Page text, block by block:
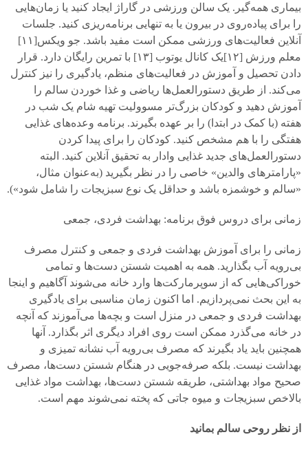
بیماری همه‌گیر. یک سالن ورزشی در گاراژ ایجاد کنید یا زمان‌هایی
را برای پیاده‌روی در بیرون یا به تنهایی برنامه‌ریزی کنید. جلسات
آنلاین فعالیت‌های ورزشی ممکن است مفید باشد. جو ویکس[۱۱]
معلم ورزش [۱۲] یک کانال یوتوب [۱۳]
با تمرین رایگان دارد. قرار
دادن تحصیل و آموزش در فعالیت‌های منظم، یادگیری را نیز کنترل
می‌کند. از طریق دستورالعمل‌ها ریاضی و غذا خوردن سالم را
آموزش دهید و کودکان بزرگ‌تر مسوولیت تهیه شام یک شب در
هفته (با کمک در ابتدا) را بر عهده بگیرند. برنامه وعده‌های غذایی
هفتگی را با هم مشخص کنید. کودکان را برای پیدا کردن
دستورالعمل‌های جدید غذایی وادار به تحقیق آنلاین کنید. البته
«پارامترهای والدین» خاصی را در نظر بگیرید (به‌عنوان مثال،
«سالم و خوشمزه باشد و حداقل یک نوع سبزیجات را شامل شود»).
زمانی برای دروس فوق برنامه: بهداشت فردی، جمعی
زمانی را برای آموزش بهداشت فردی و جمعی و کنترل مصرف
بی‌رویه آب بگذارید. همه به اهمیت شستن دست‌ها و تمامی‌
خوراکی‌هایی که از سوپرمارکت‌ها وارد خانه می‌شوند آگاهیم و اینجا
به این بحث نمی‌پردازیم. اما اکنون زمان مناسبی برای یادگیری
بهداشت فردی و جمعی در منزل است و بچه‌ها می‌آموزند که آنچه
در خانه می‌گذرد ممکن است روی افراد دیگری اثر بگذارد. آنها
همچنین باید یاد بگیرند که مصرف بی‌رویه آب نشانه تمیزی و
بهداشت نیست. بلکه صرفه‌جویی در هنگام شستن دست‌ها، مصرف
صحیح مواد بهداشتی، طریقه شستن دست‌ها، بهداشت مواد غذایی
بالاخص سبزیجات و میوه جاتی که پخته نمی‌شوند مهم است.
از نظر روحی سالم بمانید